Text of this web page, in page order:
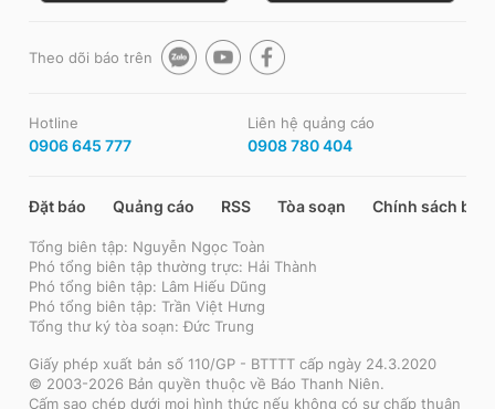
Theo dõi báo trên
Hotline
0906 645 777
Liên hệ quảng cáo
0908 780 404
Đặt báo Quảng cáo RSS Tòa soạn Chính sách bảo
Tổng biên tập: Nguyễn Ngọc Toàn
Phó tổng biên tập thường trực: Hải Thành
Phó tổng biên tập: Lâm Hiếu Dũng
Phó tổng biên tập: Trần Việt Hưng
Tổng thư ký tòa soạn: Đức Trung
Giấy phép xuất bản số 110/GP - BTTTT cấp ngày 24.3.2020
© 2003-2026 Bản quyền thuộc về Báo Thanh Niên.
Cấm sao chép dưới mọi hình thức nếu không có sự chấp thuận